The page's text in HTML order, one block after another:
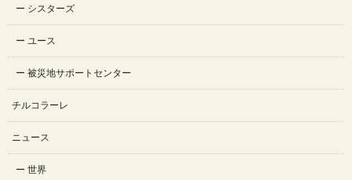
シスターズ
ユース
被災地サポートセンター
チルコラーレ
ニュース
世界